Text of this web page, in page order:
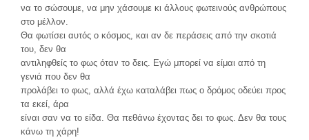
να το σώσουμε, να μην χάσουμε κι άλλους φωτεινούς ανθρώπους
στο μέλλον.
Θα φωτίσει αυτός ο κόσμος, και αν δε περάσεις από την σκοτιά
του, δεν θα
αντιληφθείς το φως όταν το δεις. Εγώ μπορεί να είμαι από τη
γενιά που δεν θα
προλάβει το φως, αλλά έχω καταλάβει πως ο δρόμος οδεύει προς
τα εκεί, άρα
είναι σαν να το είδα. Θα πεθάνω έχοντας δει το φως. Δεν θα τους
κάνω τη χάρη!